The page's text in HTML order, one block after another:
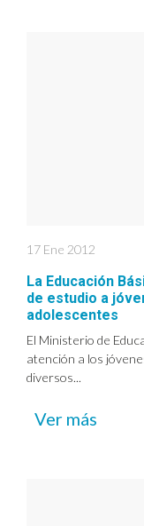
17 Ene 2012
La Educación
de estudio a
adolescentes
El Ministerio de
atención a los
diversos...
Ver más